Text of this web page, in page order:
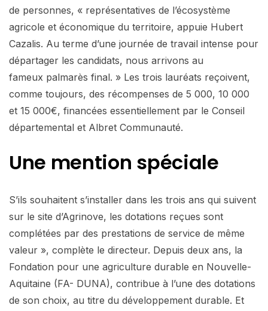
de personnes, « représentatives de l’écosystème
agricole et économique du territoire, appuie Hubert
Cazalis. Au terme d’une journée de travail intense pour
départager les candidats, nous arrivons au
fameux palmarès final. » Les trois lauréats reçoivent,
comme toujours, des récompenses de 5 000, 10 000
et 15 000€, financées essentiellement par le Conseil
départemental et Albret Communauté.
Une mention spéciale
S’ils souhaitent s’installer dans les trois ans qui suivent
sur le site d’Agrinove, les dotations reçues sont
complétées par des prestations de service de même
valeur », complète le directeur. Depuis deux ans, la
Fondation pour une agriculture durable en Nouvelle-
Aquitaine (FA- DUNA), contribue à l’une des dotations
de son choix, au titre du développement durable. Et